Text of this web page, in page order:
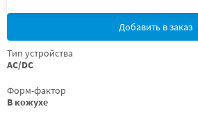
Добавить в заказ
Тип устройства
AC/DC
Форм-фактор
В кожухе